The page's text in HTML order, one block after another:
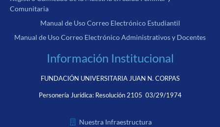
Comunitaria
Manual de Uso Correo Electrónico Estudiantil
Manual de Uso Correo Electrónico Administrativos y Docentes
Información Institucional
FUNDACIÓN UNIVERSITARIA JUAN N. CORPAS
Personería Jurídica: Resolución 2105 03/29/1974
Nuestra Infraestructura